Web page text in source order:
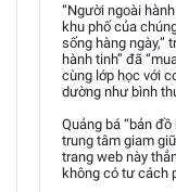
“Người ngoài
khu phố của
sống hàng ngày,”
hành tinh” đã
cùng lớp học với
dường như bình
Quảng bá “bản
trung tâm giam
trang web này
không có tư cách